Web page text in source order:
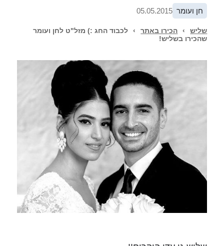
חן ועומר 05.05.2015
שליש › הכירו באתר ›
לכבוד החג :) מזל"ט לחן ועומר
שהכירו בשליש!